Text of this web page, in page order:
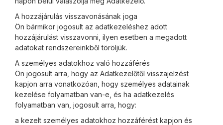
A hozzájárulás visszavonásának joga
Ön bármikor jogosult az adatkezeléshez adott
hozzájárulást visszavonni, ilyen esetben a megadott
adatokat rendszereinkből töröljük.
A személyes adatokhoz való hozzáférés
Ön jogosult arra, hogy az Adatkezelőtől visszajelzést
kapjon arra vonatkozóan, hogy személyes adatainak
kezelése folyamatban van-e, és ha adatkezelés
folyamatban van, jogosult arra, hogy:
a kezelt személyes adatokhoz hozzáférést kapjon és